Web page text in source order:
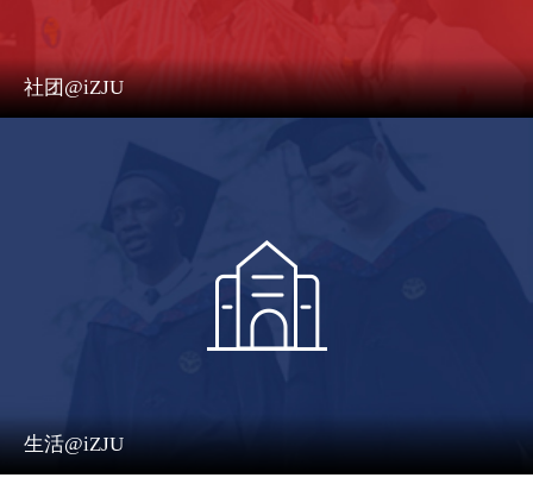
社团@iZJU
生活@iZJU